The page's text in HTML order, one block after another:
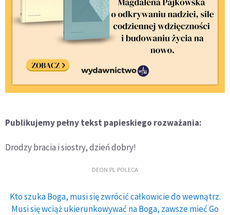
Publikujemy pełny tekst papieskiego rozważania:
Drodzy bracia i siostry, dzień dobry!
DEON.PL POLECA
Kto szuka Boga, musi się zwrócić całkowicie do wewnątrz.
Musi się wciąż ukierunkowywać na Boga, zawsze mieć Go